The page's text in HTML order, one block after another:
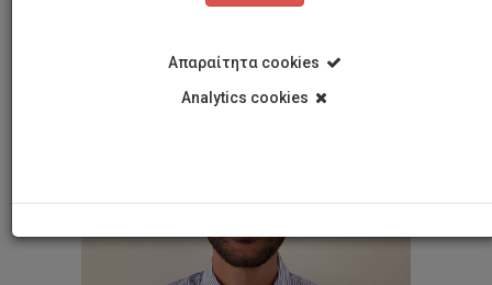
Απαραίτητα cookies
Analytics cookies